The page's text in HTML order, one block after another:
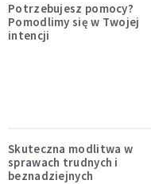
Potrzebujesz pomocy?
Pomodlimy się w Twojej
intencji
Skuteczna modlitwa w
sprawach trudnych i
beznadziejnych